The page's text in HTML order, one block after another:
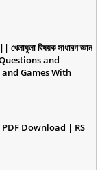
খেলাধুলা বিষয়ক সাধারণ জ্ঞান
and
Games With
Download | RS